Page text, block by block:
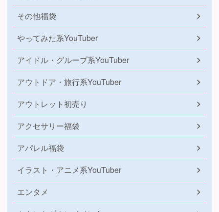
その他福袋
やってみた系YouTuber
アイドル・グループ系YouTuber
アウトドア・旅行系YouTuber
アウトレット初売り
アクセサリー福袋
アパレル福袋
イラスト・アニメ系YouTuber
エンタメ